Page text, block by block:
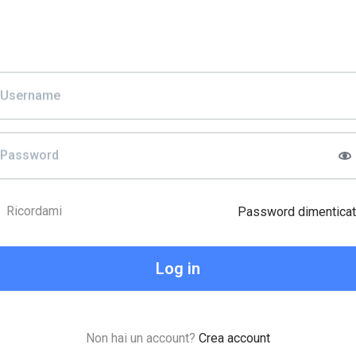
Username
Ricordami
Password
Non hai un account? Crea account